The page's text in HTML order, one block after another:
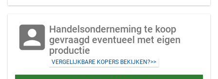
account_box Handelsonderneming te koop
gevraagd eventueel met eigen
productie
VERGELIJKBARE KOPERS BEKIJKEN?>>